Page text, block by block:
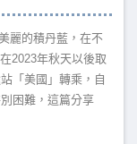
麗的積丹藍，在不
2023年秋天以後取
「美國」轉乘，自
困難，這篇分享